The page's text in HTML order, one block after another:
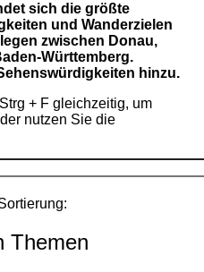
sich die größte
und Wanderzielen
zwischen Donau,
Württemberg.
hinzu.
+ F gleichzeitig, um
nutzen Sie die
Themen